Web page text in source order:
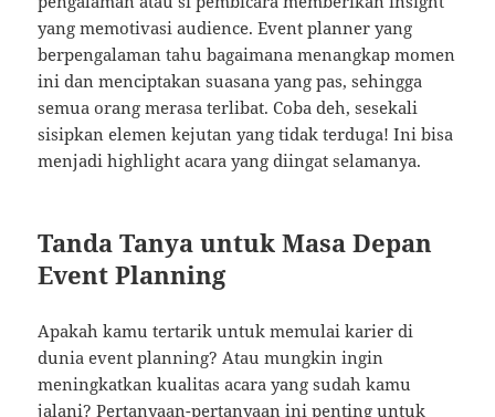
yang memotivasi audience. Event planner yang
berpengalaman tahu bagaimana menangkap momen
ini dan menciptakan suasana yang pas, sehingga
semua orang merasa terlibat. Coba deh, sesekali
sisipkan elemen kejutan yang tidak terduga! Ini bisa
menjadi highlight acara yang diingat selamanya.
Tanda Tanya untuk Masa Depan
Event Planning
Apakah kamu tertarik untuk memulai karier di
dunia event planning? Atau mungkin ingin
meningkatkan kualitas acara yang sudah kamu
jalani? Pertanyaan-pertanyaan ini penting untuk